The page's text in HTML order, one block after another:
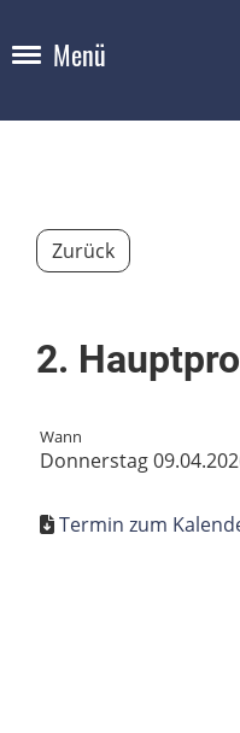
Menü
Zurück
2.
Wann
Donnerstag
Termin zum